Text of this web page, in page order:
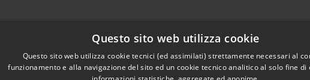
Questo sito web utilizza cookie
Questo sito web utilizza cookie tecnici (ed assimilati) strettamente necessari al
funzionamento e alla navigazione del sito ed un cookie tecnico analitico al solo fine di